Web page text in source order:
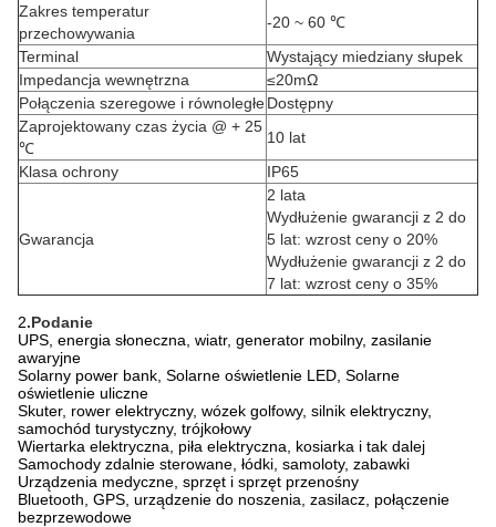
Zakres temperatur
przechowywania
-20 ~ 60 ℃
Terminal
Wystający miedziany słupek
Impedancja wewnętrzna
≤20mΩ
Połączenia szeregowe i równoległeDostępny
Zaprojektowany czas życia @ + 25
℃
10 lat
Klasa ochrony
IP65
Gwarancja
2 lata
Wydłużenie gwarancji z 2 do
5 lat: wzrost ceny o 20%
Wydłużenie gwarancji z 2 do
7 lat: wzrost ceny o 35%
2.Podanie
UPS, energia słoneczna, wiatr, generator mobilny, zasilanie
awaryjne
Solarny power bank, Solarne oświetlenie LED, Solarne
oświetlenie uliczne
Skuter, rower elektryczny, wózek golfowy, silnik elektryczny,
samochód turystyczny, trójkołowy
Wiertarka elektryczna, piła elektryczna, kosiarka i tak dalej
Samochody zdalnie sterowane, łódki, samoloty, zabawki
Urządzenia medyczne, sprzęt i sprzęt przenośny
Bluetooth, GPS, urządzenie do noszenia, zasilacz, połączenie
bezprzewodowe